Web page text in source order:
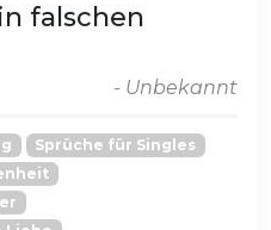
falschen
- Unbekannt
Sprüche für Singles